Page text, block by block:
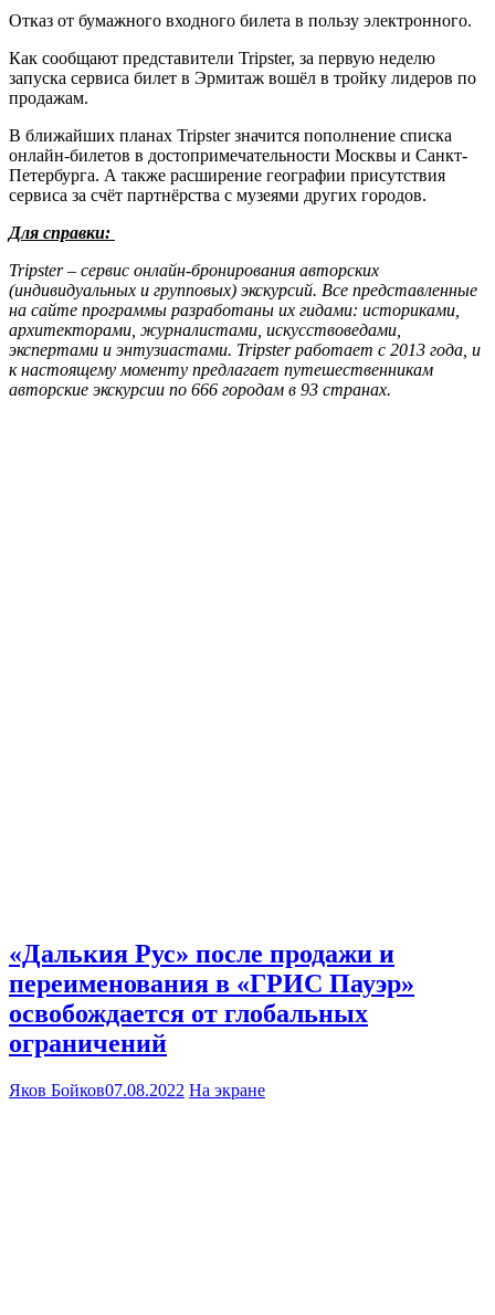
Отказ от бумажного входного билета в пользу электронного.
Как сообщают представители Tripster, за первую неделю
запуска сервиса билет в Эрмитаж вошёл в тройку лидеров по
продажам.
В ближайших планах Tripster значится пополнение списка
онлайн-билетов в достопримечательности Москвы и Санкт-
Петербурга. А также расширение географии присутствия
сервиса за счёт партнёрства с музеями других городов.
Для справки:
Tripster – сервис онлайн-бронирования авторских
(индивидуальных и групповых) экскурсий. Все представленные
на сайте программы разработаны их гидами: историками,
архитекторами, журналистами, искусствоведами,
экспертами и энтузиастами. Tripster работает с 2013 года, и
к настоящему моменту предлагает путешественникам
авторские экскурсии по 666 городам в 93 странах.
«Далькия Рус» после продажи и
переименования в «ГРИС Пауэр»
освобождается от глобальных
ограничений
Яков Бойков07.08.2022 На экране